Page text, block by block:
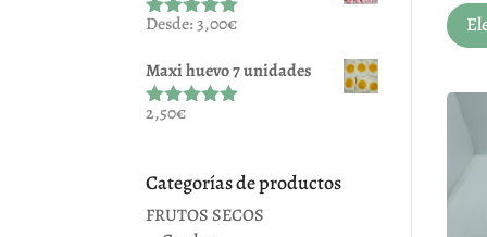
Valorado
5
Desde:3,00€
Maxi huevo 7 unidades
Valorado
2,50€
Categorías de productos
FRUTOS SECOS